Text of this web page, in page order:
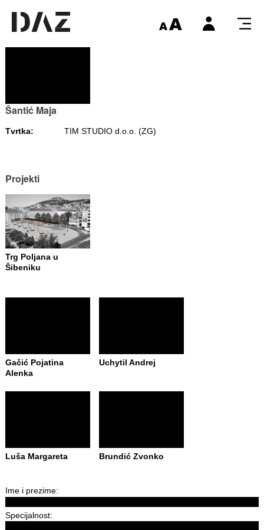
Šantić Maja
Tvrtka: TIM STUDIO d.o.o. (ZG)
Projekti
Trg Poljana u
Šibeniku
Gačić Pojatina
Alenka
Uchytil Andrej
Luša Margareta Brundić Zvonko
Ime i prezime:
Specijalnost: